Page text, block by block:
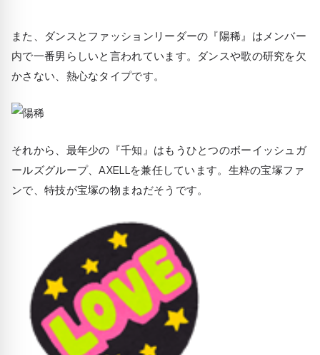
また、ダンスとファッションリーダーの『陽稀』はメンバー
内で一番男らしいと言われています。ダンスや歌の研究を欠
かさない、熱心なタイプです。
それから、最年少の『千知』はもうひとつのボーイッシュガ
ールズグループ、AXELLを兼任しています。生粋の宝塚ファ
ンで、特技が宝塚の物まねだそうです。